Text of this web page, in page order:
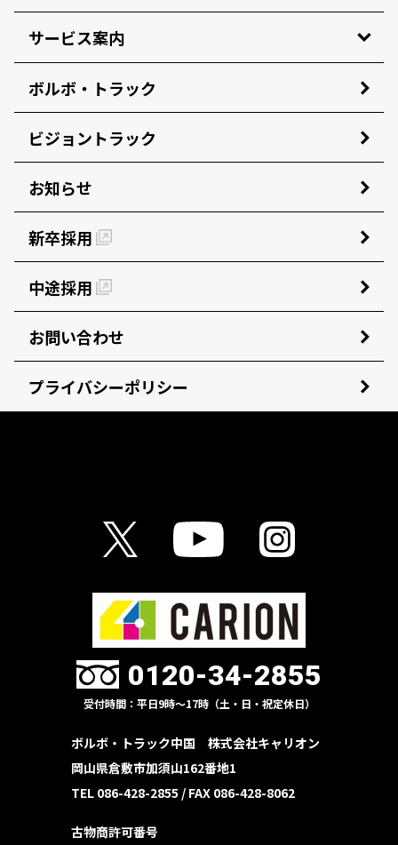
サービス案内
ボルボ・トラック
ビジョントラック
お知らせ
新卒採用
中途採用
お問い合わせ
プライバシーポリシー
0120-34-2855
受付時間：平日9時〜17時（土・日・祝定休日）
ボルボ・トラック中国 株式会社キャリオン
岡山県倉敷市加須山162番地1
TEL 086-428-2855 / FAX 086-428-8062
古物商許可番号